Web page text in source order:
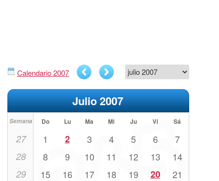
Calendario 2007
Julio 2007
Semana Do Lu Ma Mi Ju Vi Sá
27 1 2 3 4 5 6 7
28 8 9 10 11 12 13 14
29 15 16 17 18 19 20 21